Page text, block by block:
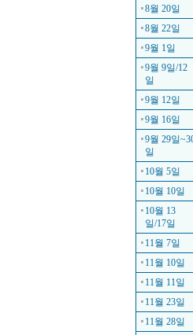
8월 20일
8월 22일
9월 1일
9월 9일/12
일
9월 12일
9월 16일
9월 29일
일
10월 5일
10월 10일
10월 13
일/17일
11월 7일
11월 10일
11월 11일
11월 23일
11월 28일